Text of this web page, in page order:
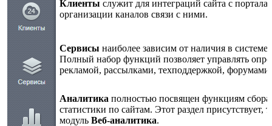
Клиенты служит для интеграций сайта с
организации каналов связи с ними.
Сервисы наиболее зависим от наличия в
Полный набор функций позволяет управлять
рекламой, рассылками, техподдержкой,
Аналитика полностью посвящен функциям
статистики по сайтам. Этот раздел присутствует,
модуль Веб-аналитика.